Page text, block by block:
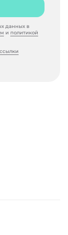
данных в
и политикой